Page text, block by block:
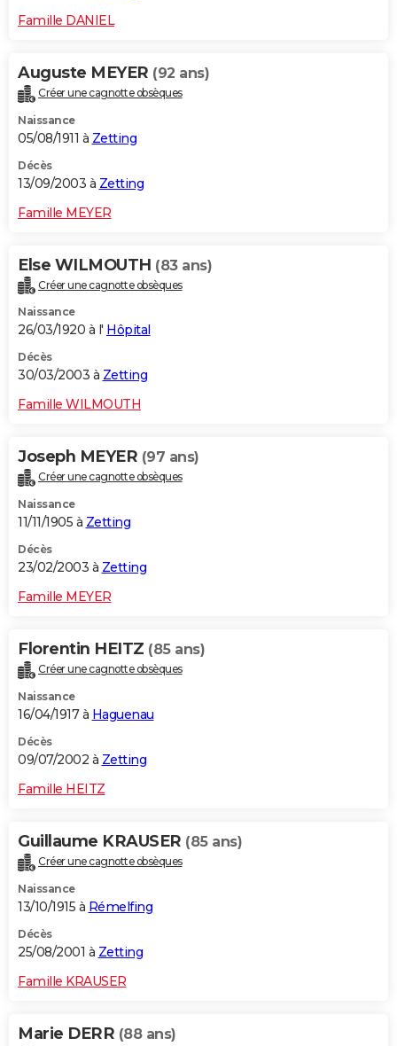
Famille DANIEL
Auguste MEYER (92 ans)
Créer une cagnotte obsèques
Naissance
05/08/1911 à Zetting
Décès
13/09/2003 à Zetting
Famille MEYER
Else WILMOUTH (83 ans)
Créer une cagnotte obsèques
Naissance
26/03/1920 à l' Hôpital
Décès
30/03/2003 à Zetting
Famille WILMOUTH
Joseph MEYER (97 ans)
Créer une cagnotte obsèques
Naissance
11/11/1905 à Zetting
Décès
23/02/2003 à Zetting
Famille MEYER
Florentin HEITZ (85 ans)
Créer une cagnotte obsèques
Naissance
16/04/1917 à Haguenau
Décès
09/07/2002 à Zetting
Famille HEITZ
Guillaume KRAUSER (85 ans)
Créer une cagnotte obsèques
Naissance
13/10/1915 à Rémelfing
Décès
25/08/2001 à Zetting
Famille KRAUSER
Marie DERR (88 ans)